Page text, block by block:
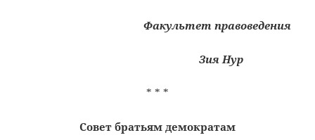
Факультет правоведения
Зия Нур
* * *
Совет братьям демократам